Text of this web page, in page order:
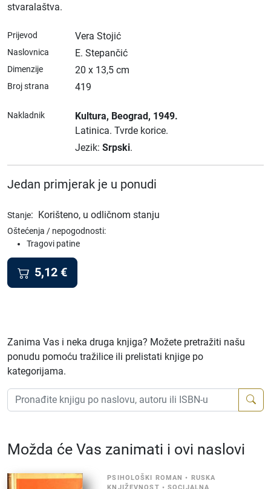
stvaralaštva.
Prijevod Vera Stojić
Naslovnica E. Stepančić
Dimenzije 20 x 13,5 cm
Broj strana 419
Nakladnik Kultura, Beograd, 1949.
Latinica. Tvrde korice.
Jezik: Srpski.
Jedan primjerak je u ponudi
Stanje: Korišteno, u odličnom stanju
Oštećenja / nepogodnosti:
Tragovi patine
5,12 €
Zanima Vas i neka druga knjiga? Možete pretražiti našu
ponudu pomoću tražilice ili prelistati knjige po
kategorijama.
Možda će Vas zanimati i ovi naslovi
PSIHOLOŠKI ROMAN • RUSKA
KNJIŽEVNOST •SOCIJALNA